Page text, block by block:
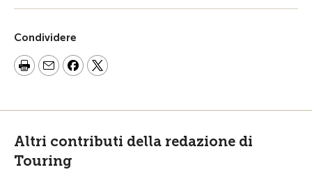
Condividere
Altri contributi della redazione di
Touring